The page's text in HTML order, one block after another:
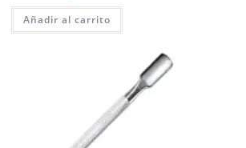
Añadir al carrito